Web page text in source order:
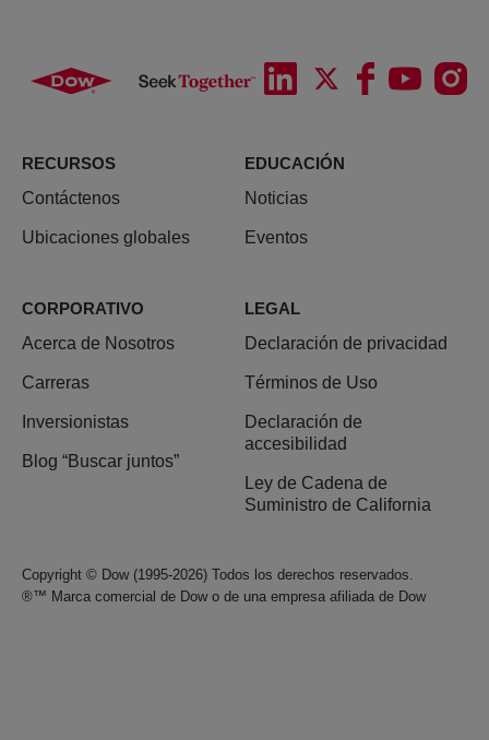
RECURSOS
Contáctenos
Ubicaciones globales
EDUCACIÓN
Noticias
Eventos
CORPORATIVO
Acerca de Nosotros
Carreras
Inversionistas
Blog “Buscar juntos”
LEGAL
Declaración de privacidad
Términos de Uso
Declaración de
accesibilidad
Ley de Cadena de
Suministro de California
Copyright © Dow (1995-2026) Todos los derechos reservados.
®™ Marca comercial de Dow o de una empresa afiliada de Dow